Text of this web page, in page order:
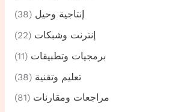
إنتاجية وحيل (38)
إنترنت وشبكات (22)
برمجيات وتطبيقات (11)
تعليم وتقنية (38)
مراجعات ومقارنات (81)